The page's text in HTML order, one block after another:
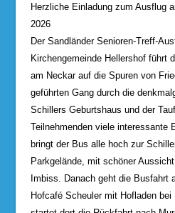
Herzliche Einladung zum Ausflug
2026
Der Sandländer Senioren-Treff-
Kirchengemeinde Hellershof führt
am Neckar auf die Spuren von
geführten Gang durch die
Schillers Geburtshaus und der
Teilnehmenden viele interessante
bringt der Bus alle hoch zur
Parkgelände, mit schöner
Imbiss. Danach geht die Busfahrt
Hofcafé Scheuler mit Hofladen